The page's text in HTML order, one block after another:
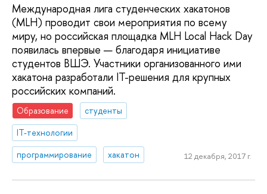
Международная лига студенческих хакатонов
(MLH) проводит свои мероприятия по всему
миру, но российская площадка MLH Local Hack Day
появилась впервые — благодаря инициативе
студентов ВШЭ. Участники организованного ими
хакатона разработали IT-решения для крупных
российских компаний.
Образование
студенты
IT-технологии
программирование
хакатон 12 декабря, 2017 г.